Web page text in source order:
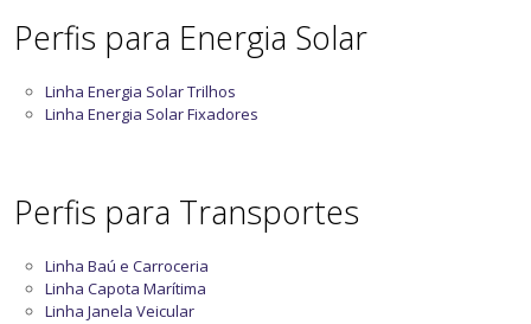
Perfis para Energia Solar
Linha Energia Solar Trilhos
Linha Energia Solar Fixadores
Perfis para Transportes
Linha Baú e Carroceria
Linha Capota Marítima
Linha Janela Veicular